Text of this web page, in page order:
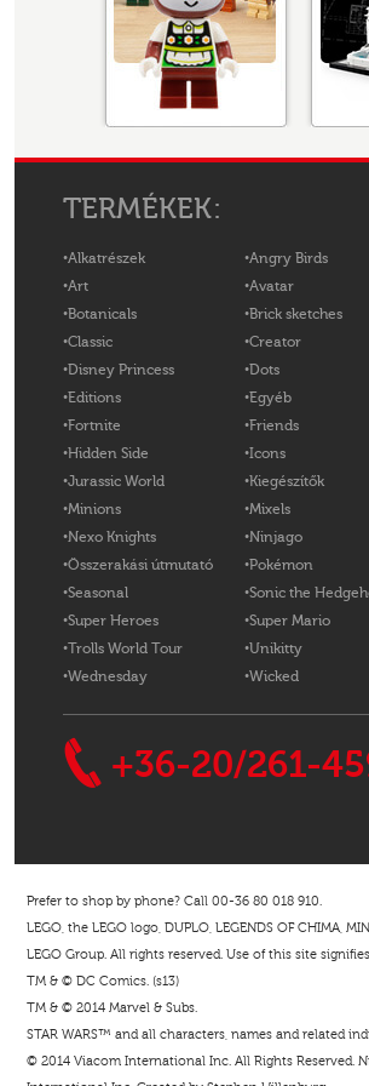
TERMÉKEK:
Alkatrészek
Art
Botanicals
Classic
Disney Princess
Editions
Fortnite
Hidden Side
Jurassic World
Minions
Nexo Knights
Összerakási útmutató
Seasonal
Super Heroes
Trolls World Tour
Wednesday
Angry Birds
Avatar
Brick sketches
Creator
Dots
Egyéb
Friends
Icons
Kiegészítők
Mixels
Ninjago
Pokémon
Sonic the
Super Mario
Unikitty
Wicked
+36-20/261-
Prefer to shop by phone? Call 00-36 80 018 910.
LEGO, the LEGO logo, DUPLO, LEGENDS OF CHIMA,
LEGO Group. All rights reserved. Use of this site
TM & © DC Comics. (s13)
TM & © 2014 Marvel & Subs.
STAR WARS™ and all characters, names and related
© 2014 Viacom International Inc. All Rights Reserved.